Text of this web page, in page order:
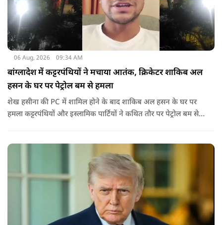
06 Aug, 2026 09:34 AM
बांग्लादेश में कट्टरपंथियों ने मचाया आतंक, क्रिकेटर शाकिब अल
हसन के घर पर पेट्रोल बम से हमला
शेख हसीना की PC में शामिल होने के बाद शाकिब अल हसन के घर पर
हमला कट्टरपंथियों और इस्लामिक पार्टियों ने कथित तौर पर पेट्रोल बम से
जरिए संबोधन दिया था.